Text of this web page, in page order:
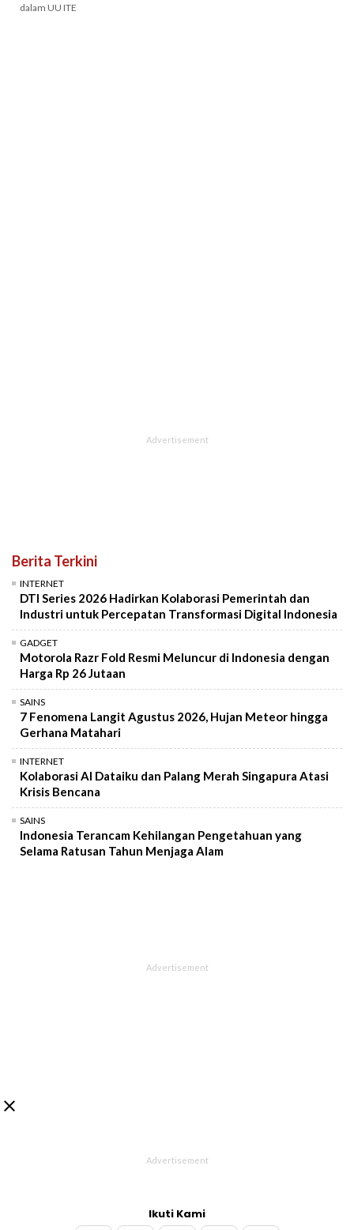
dalam UU ITE
Berita Terkini
INTERNET
DTI Series 2026 Hadirkan Kolaborasi Pemerintah dan
Industri untuk Percepatan Transformasi Digital Indonesia
GADGET
Motorola Razr Fold Resmi Meluncur di Indonesia dengan
Harga Rp 26 Jutaan
SAINS
7 Fenomena Langit Agustus 2026, Hujan Meteor hingga
Gerhana Matahari
INTERNET
Kolaborasi AI Dataiku dan Palang Merah Singapura Atasi
Krisis Bencana
SAINS
Indonesia Terancam Kehilangan Pengetahuan yang
Selama Ratusan Tahun Menjaga Alam

Ikuti Kami